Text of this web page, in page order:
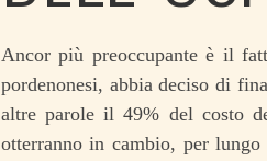
Ancor più preoccupante è il
pordenonesi, abbia deciso di
altre parole il 49% del costo
otterranno in cambio, per